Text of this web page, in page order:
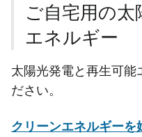
ご自宅用の
エネルギー
太陽光発電と再生可能
ださい。
クリーンエネルギーを